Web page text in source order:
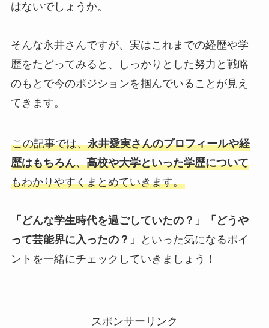
はないでしょうか。
そんな永井さんですが、実はこれまでの経歴や学
歴をたどってみると、しっかりとした努力と戦略
のもとで今のポジションを掴んでいることが見え
てきます。
この記事では、永井愛実さんのプロフィールや経
歴はもちろん、高校や大学といった学歴について
もわかりやすくまとめていきます。
「どんな学生時代を過ごしていたの？」「どうや
って芸能界に入ったの？」
といった気になるポイ
ントを一緒にチェックしていきましょう！
スポンサーリンク